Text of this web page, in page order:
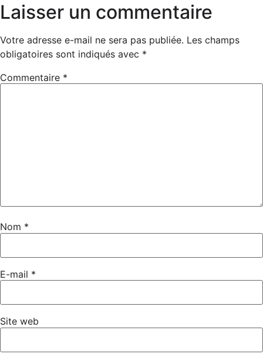
Laisser un commentaire
Votre adresse e-mail ne sera pas publiée. Les champs
obligatoires sont indiqués avec *
Commentaire *
Nom *
E-mail *
Site web